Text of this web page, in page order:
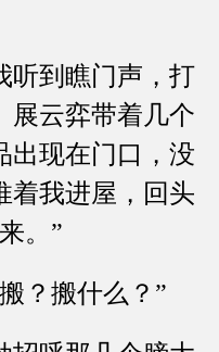
到瞧门声，打
展云弈带着几个
出现在门口，没
着我进屋，回头
。”
？搬什么？”